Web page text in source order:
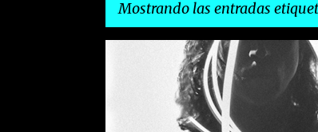
Mostrando las entradas
EMERGENTES INDIE MARSHALL FLASH
ROCK